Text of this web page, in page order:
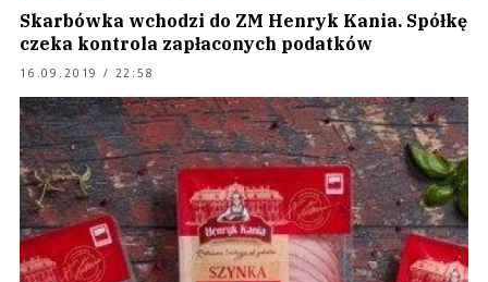
Skarbówka wchodzi do ZM Henryk Kania. Spółkę
czeka kontrola zapłaconych podatków
16.09.2019 / 22:58